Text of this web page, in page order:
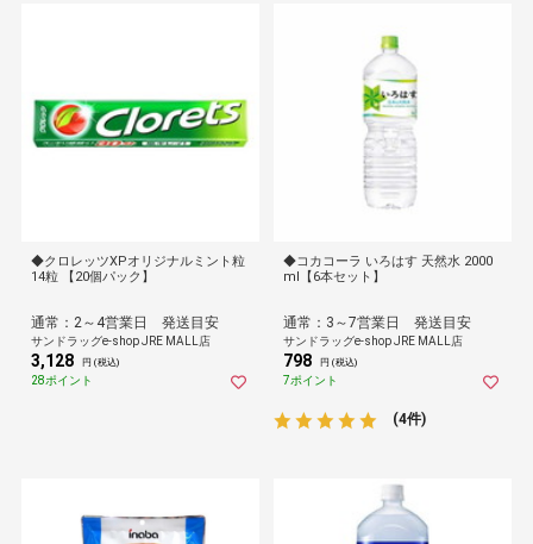
◆クロレッツXPオリジナルミント粒
14粒 【20個パック】
通常：2～4営業日 発送目安
サンドラッグe-shop JRE MALL店
3,128 円 (税込)
28ポイント
◆コカコーラ いろはす 天然水 2000
ml【6本セット】
通常：3～7営業日 発送目安
サンドラッグe-shop JRE MALL店
798 円 (税込)
7ポイント
(4件)